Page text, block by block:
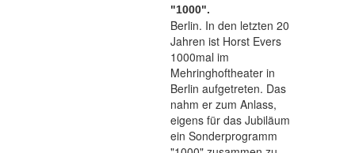
"1000".
Berlin. In den letzten 20
Jahren ist Horst Evers
1000mal im
Mehringhoftheater in
Berlin aufgetreten. Das
nahm er zum Anlass,
eigens für das Jubiläum
ein Sonderprogramm